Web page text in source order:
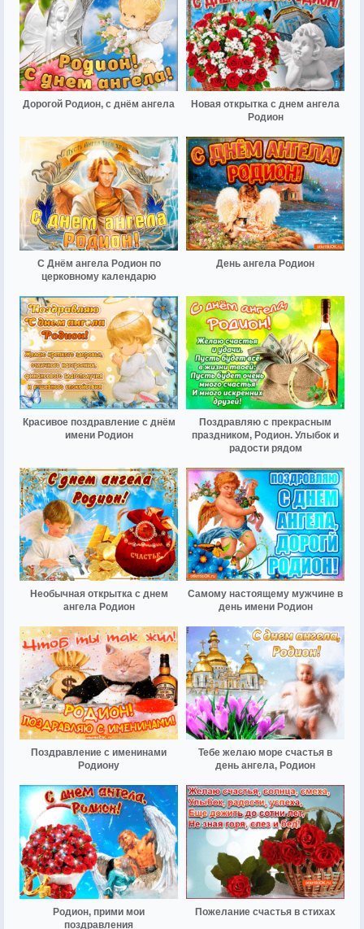
Дорогой Родион, с днём ангела
Новая открытка с днем ангела
Родион
С Днём ангела Родион по
церковному календарю
День ангела Родион
Красивое поздравление с днём
имени Родион
Поздравляю с прекрасным
праздником, Родион. Улыбок и
радости рядом
Необычная открытка с днем
ангела Родион
Самому настоящему мужчине в
день имени Родион
Поздравление с именинами
Родиону
Тебе желаю море счастья в
день ангела, Родион
Родион, прими мои
поздравления
Пожелание счастья в стихах